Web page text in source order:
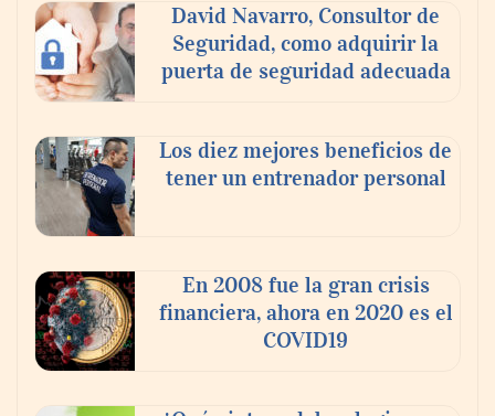
‘El ransomware se puede vencer. No
Ricardo Palacio Escobar
David Navarro, Consultor de
Seguridad, como adquirir la
puerta de seguridad adecuada
Los diez mejores beneficios de
tener un entrenador personal
En 2008 fue la gran crisis
financiera, ahora en 2020 es el
COVID19